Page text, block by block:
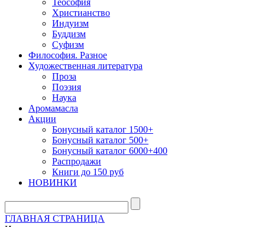
Теософия
Христианство
Индуизм
Буддизм
Суфизм
Философия. Разное
Художественная литература
Проза
Поэзия
Наука
Аромамасла
Акции
Бонусный каталог 1500+
Бонусный каталог 500+
Бонусный каталог 6000+400
Распродажи
Книги до 150 руб
НОВИНКИ
ГЛАВНАЯ СТРАНИЦА